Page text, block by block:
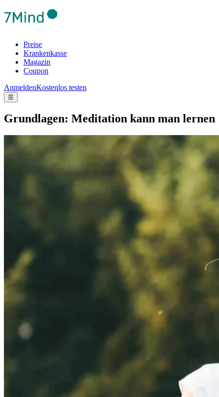
Preise
Krankenkasse
Magazin
Coupon
AnmeldenKostenlos testen
☰
Grund­la­gen: Meditation kann man lernen